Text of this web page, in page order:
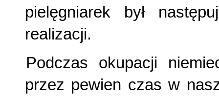
pielęgniarek był
realizacji.
Podczas okupacji
przez pewien czas w